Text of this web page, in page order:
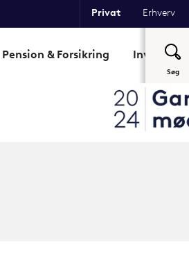
Privat Erhverv
Pension & Forsikring Investering
Søg